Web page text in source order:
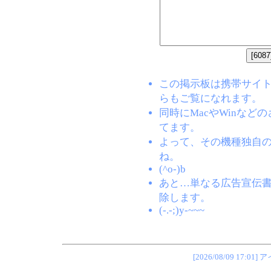
この掲示板は携帯サイ
らもご覧になれます。
同時にMacやWinなど
てます。
よって、その機種独自
ね。
(^o-)b
あと…単なる広告宣伝
除します。
(-.-;)y-~~~
[2026/08/09 17:01]